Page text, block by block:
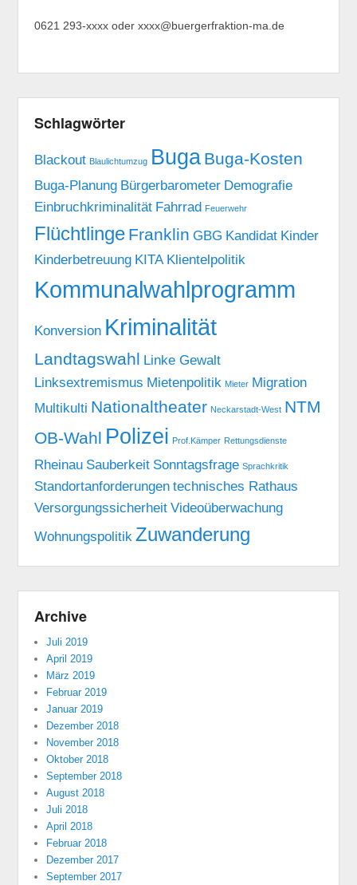
0621 293-xxxx oder xxxx@buergerfraktion-ma.de
Schlagwörter
Blackout Blaulichtumzug Buga Buga-Kosten
Buga-Planung Bürgerbarometer Demografie
Einbruchkriminalität Fahrrad Feuerwehr
Flüchtlinge Franklin GBG Kandidat Kinder
Kinderbetreuung KITA Klientelpolitik
Kommunalwahlprogramm
Konversion Kriminalität
Landtagswahl Linke Gewalt
Linksextremismus Mietenpolitik Mieter Migration
Multikulti Nationaltheater Neckarstadt-West NTM
OB-Wahl Polizei Prof.Kämper Rettungsdienste
Rheinau Sauberkeit Sonntagsfrage Sprachkritik
Standortanforderungen technisches Rathaus
Versorgungssicherheit Videoüberwachung
Wohnungspolitik Zuwanderung
Archive
Juli 2019
April 2019
März 2019
Februar 2019
Januar 2019
Dezember 2018
November 2018
Oktober 2018
September 2018
August 2018
Juli 2018
April 2018
Februar 2018
Dezember 2017
September 2017